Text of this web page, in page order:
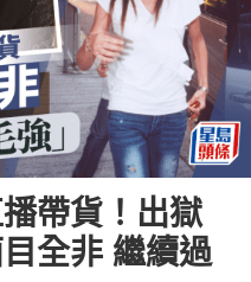
帶貨！出獄
全非 繼續過